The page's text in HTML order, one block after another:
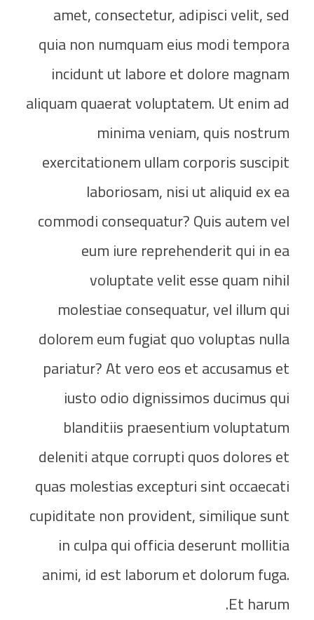
amet, consectetur, adipisci velit, sed
quia non numquam eius modi tempora
incidunt ut labore et dolore magnam
aliquam quaerat voluptatem. Ut enim ad
minima veniam, quis nostrum
exercitationem ullam corporis suscipit
laboriosam, nisi ut aliquid ex ea
commodi consequatur? Quis autem vel
eum iure reprehenderit qui in ea
voluptate velit esse quam nihil
molestiae consequatur, vel illum qui
dolorem eum fugiat quo voluptas nulla
pariatur? At vero eos et accusamus et
iusto odio dignissimos ducimus qui
blanditiis praesentium voluptatum
deleniti atque corrupti quos dolores et
quas molestias excepturi sint occaecati
cupiditate non provident, similique sunt
in culpa qui officia deserunt mollitia
animi, id est laborum et dolorum fuga.
Et harum.